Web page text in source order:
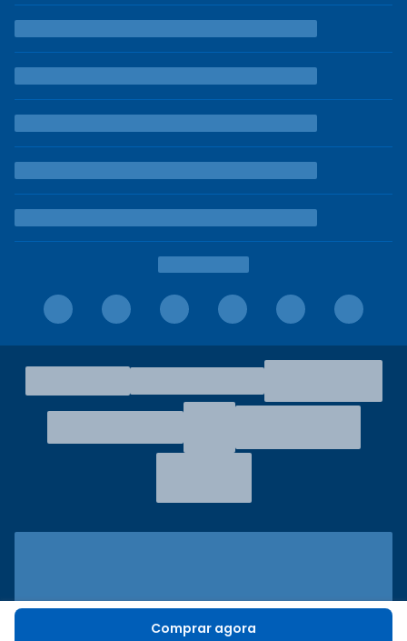
Comprar agora